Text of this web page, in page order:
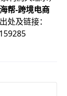
帮-跨境电商
处及链接：